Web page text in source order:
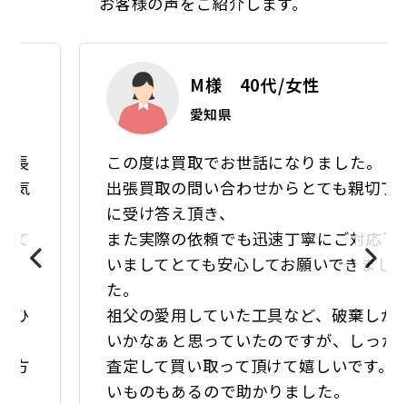
M様 40代/女性
愛知県
この度は買取でお世話になりました。
出張買取の問い合わせからとても親切丁寧
に受け答え頂き、
また実際の依頼でも迅速丁寧にご対応下さ
いましてとても安心してお願いできまし
祖父の愛用していた工具など、破棄しかな
いかなぁと思っていたのですが、しっかり
査定して買い取って頂けて嬉しいです。重
いものもあるので助かりました。